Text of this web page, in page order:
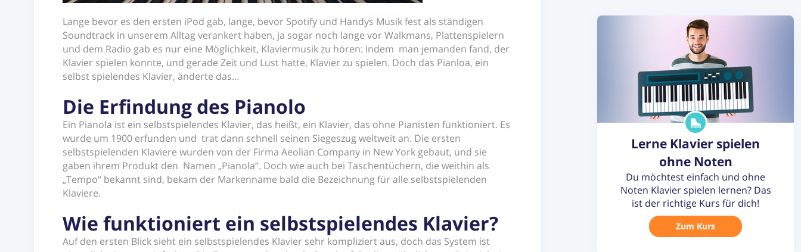
Lange bevor es den ersten iPod gab, lange, bevor Spotify und Handys Musik fest als ständigen
Soundtrack in unserem Alltag verankert haben, ja sogar noch lange vor Walkmans, Plattenspielern
und dem Radio gab es nur eine Möglichkeit, Klaviermusik zu hören: Indem man jemanden fand, der
Klavier spielen konnte, und gerade Zeit und Lust hatte, Klavier zu spielen. Doch das Pianloa, ein
selbst spielendes Klavier, änderte das…
Die Erfindung des Pianolo
Ein Pianola ist ein selbstspielendes Klavier, das heißt, ein Klavier, das ohne Pianisten funktioniert. Es
wurde um 1900 erfunden und trat dann schnell seinen Siegeszug weltweit an. Die ersten
selbstspielenden Klaviere wurden von der Firma Aeolian Company in New York gebaut, und sie
gaben ihrem Produkt den Namen „Pianola“. Doch wie auch bei Taschentüchern, die weithin als
„Tempo“ bekannt sind, bekam der Markenname bald die Bezeichnung für alle selbstspielenden
Klaviere.
Wie funktioniert ein selbstspielendes Klavier?
Auf den ersten Blick sieht ein selbstspielendes Klavier sehr kompliziert aus, doch das System ist
Lerne Klavier spielen
ohne Noten
Du möchtest einfach und ohne
Noten Klavier spielen lernen? Das
ist der richtige Kurs für dich!
Zum Kurs